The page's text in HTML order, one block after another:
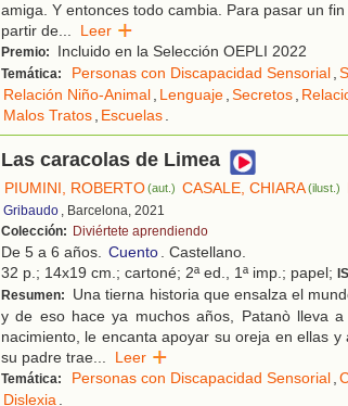
amiga. Y entonces todo cambia. Para pasar un
partir de... Leer
Premio: Incluido en la Selección OEPLI 2022
Temática: Personas con Discapacidad Sensorial,
Relación Niño-Animal, Lenguaje,Secretos,
Malos Tratos, Escuelas.
Las caracolas de Limea
PIUMINI, ROBERTO(aut.) CASALE, CHIARA(ilust.)
Gribaudo , Barcelona, 2021
Colección: Diviértete aprendiendo
De 5 a 6 años. Cuento. Castellano.
32 p.; 14x19 cm.; cartoné; 2ª ed., 1ª imp.; papel;
Resumen:
Una tierna historia que ensalza el
y de eso hace ya muchos años, Patanò lleva
nacimiento, le encanta apoyar su oreja en ellas
su padre trae... Leer
Temática: Personas con Discapacidad Sensorial,
Dislexia.